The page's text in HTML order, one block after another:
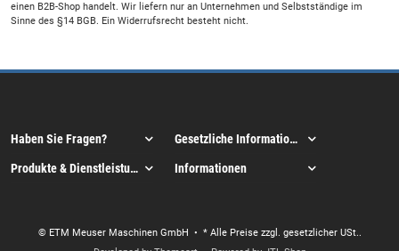
einen B2B-Shop handelt. Wir liefern nur an Unternehmen und Selbstständige im
Sinne des §14 BGB. Ein Widerrufsrecht besteht nicht.
Haben Sie Fragen? Gesetzliche Informationen
Produkte & Dienstleistungen Informationen
© ETM Meuser Maschinen GmbH
• * Alle Preise zzgl. gesetzlicher USt..